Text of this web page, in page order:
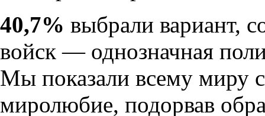
40,7% выбрали вариант,
войск — однозначная
Мы показали всему миру
миролюбие, подорвав